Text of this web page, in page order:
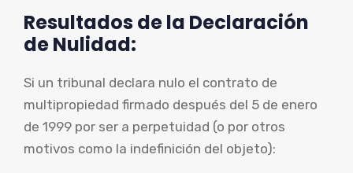
Resultados de la Declaración
de Nulidad:
Si un tribunal declara nulo el contrato de
multipropiedad firmado después del 5 de enero
de 1999 por ser a perpetuidad (o por otros
motivos como la indefinición del objeto):